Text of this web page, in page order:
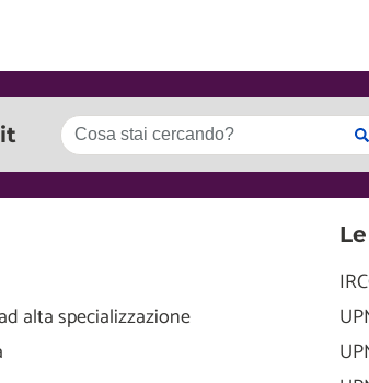
alta specializzazione